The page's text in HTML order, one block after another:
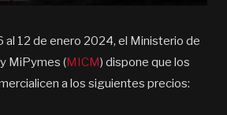
al 12 de enero 2024, el Ministerio de
MiPymes (MICM) dispone que los
a los siguientes precios: